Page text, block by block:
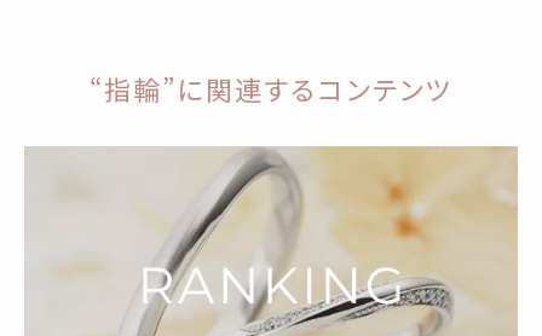
“指輪”に関連するコンテンツ